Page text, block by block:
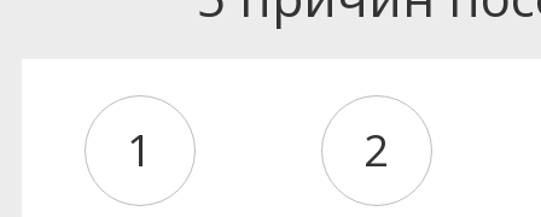
1 2